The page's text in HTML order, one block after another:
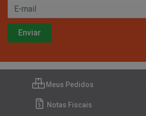
Meus Pedidos
Notas Fiscais